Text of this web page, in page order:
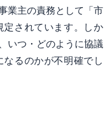
業主の責務として「市
定されています。しか
いつ・どのように協議
るのかが不明確でし